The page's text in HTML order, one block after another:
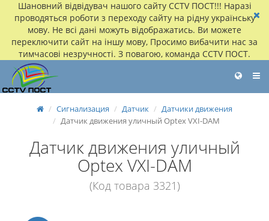
Шановний відвідувач нашого сайту CCTV ПОСТ!!! Наразі
проводяться роботи з переходу сайту на рідну українську
мову. Не всі дані можуть відображатись. Ви можете
переключити сайт на іншу мову, Просимо вибачити нас за
тимчасові незручності. З повагою, команда CCTV ПОСТ.
Сигнализация Датчик
Датчики движения
Датчик движения уличный Optex VXI-DAM
Датчик движения уличный
Optex VXI-DAM
(Код товара 3321)